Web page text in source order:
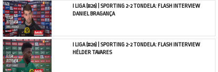
I LIGA (#26) | SPORTING 2-2 TONDELA: FLASH INTERVIEW
DANIEL BRAGANÇA
I LIGA (#26) | SPORTING 2-2 TONDELA: FLASH INTERVIEW
HÉLDER TAVARES